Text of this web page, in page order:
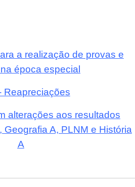
a realização de provas e
época especial
Reapreciações
alterações aos resultados
Geografia A, PLNM e História
A